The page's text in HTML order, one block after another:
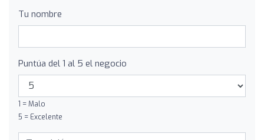
Tu nombre
Puntúa del 1 al 5 el negocio
1 = Malo
5 = Excelente